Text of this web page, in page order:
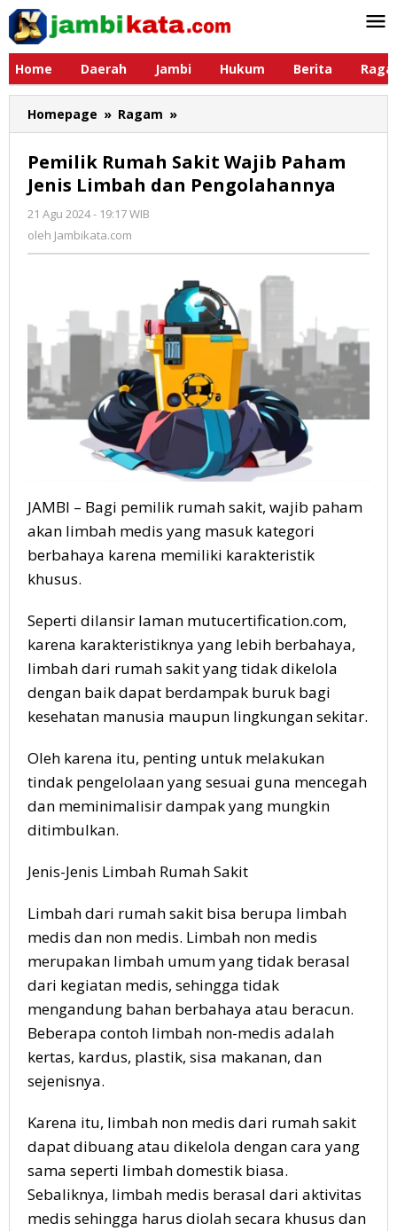
Lewati
konten
Home
Daerah Jambi Hukum Berita
Homepage » Ragam »
Rumah
Sakit
Wajib
Paham
Pemilik Rumah Sakit Wajib Paham
Jenis Limbah dan Pengolahannya
21 Agu 2024 - 19:17 WIB
oleh Jambikata.com
JAMBI – Bagi pemilik rumah sakit, wajib paham
akan limbah medis yang masuk kategori
berbahaya karena memiliki karakteristik
khusus.
Seperti dilansir laman mutucertification.com,
karena karakteristiknya yang lebih berbahaya,
limbah dari rumah sakit yang tidak dikelola
dengan baik dapat berdampak buruk bagi
kesehatan manusia maupun lingkungan sekitar.
Oleh karena itu, penting untuk melakukan
tindak pengelolaan yang sesuai guna mencegah
dan meminimalisir dampak yang mungkin
ditimbulkan.
Jenis-Jenis Limbah Rumah Sakit
Limbah dari rumah sakit bisa berupa limbah
medis dan non medis. Limbah non medis
merupakan limbah umum yang tidak berasal
dari kegiatan medis, sehingga tidak
mengandung bahan berbahaya atau beracun.
Beberapa contoh limbah non-medis adalah
kertas, kardus, plastik, sisa makanan, dan
sejenisnya.
Karena itu, limbah non medis dari rumah sakit
dapat dibuang atau dikelola dengan cara yang
sama seperti limbah domestik biasa.
Sebaliknya, limbah medis berasal dari aktivitas
medis sehingga harus diolah secara khusus dan